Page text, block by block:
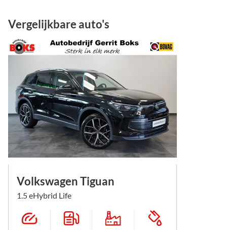
Vergelijkbare auto's
Volkswagen Tiguan
1.5 eHybrid Life